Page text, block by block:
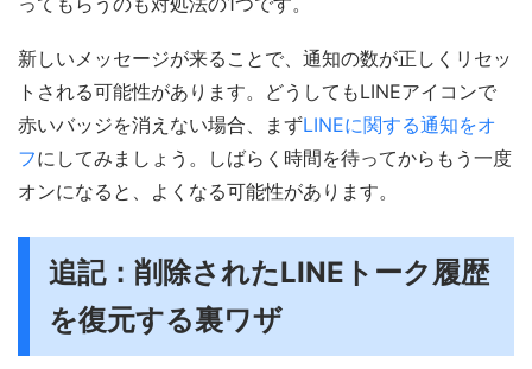
新しいメッセージが来ることで、通知の数が正しくリセッ
トされる可能性があります。どうしてもLINEアイコンで
赤いバッジを消えない場合、まずLINEに関する通知をオ
フにしてみましょう。しばらく時間を待ってからもう一度
オンになると、よくなる可能性があります。
追記：削除されたLINEトーク履歴
を復元する裏ワザ